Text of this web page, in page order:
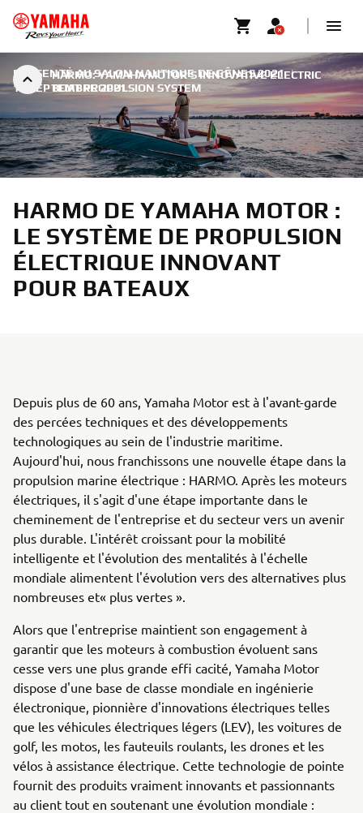
HARMO: YAMAHA MOTOR’S INNOVATIVE ELECTRIC
BOAT PROPULSION SYSTEM
PRÉSENTÉ AU SALON NAUTIQUE DE GÊNES 2021 |
13 SEPTEMBRE 2021
HARMO DE YAMAHA MOTOR :
LE SYSTÈME DE PROPULSION
ÉLECTRIQUE INNOVANT
POUR BATEAUX
Depuis plus de 60 ans, Yamaha Motor est à l'avant-garde
des percées techniques et des développements
technologiques au sein de l'industrie maritime.
Aujourd'hui, nous franchissons une nouvelle étape dans la
propulsion marine électrique : HARMO. Après les moteurs
électriques, il s'agit d'une étape importante dans le
cheminement de l'entreprise et du secteur vers un avenir
plus durable. L'intérêt croissant pour la mobilité
intelligente et l'évolution des mentalités à l'échelle
mondiale alimentent l'évolution vers des alternatives plus
nombreuses et« plus vertes ».
Alors que l'entreprise maintient son engagement à
garantir que les moteurs à combustion évoluent sans
cesse vers une plus grande effi cacité, Yamaha Motor
dispose d'une base de classe mondiale en ingénierie
électronique, pionnière d'innovations électriques telles
que les véhicules électriques légers (LEV), les voitures de
golf, les motos, les fauteuils roulants, les drones et les
vélos à assistance électrique. Cette technologie de pointe
fournit des produits vraiment innovants et passionnants
au client tout en soutenant une évolution mondiale :